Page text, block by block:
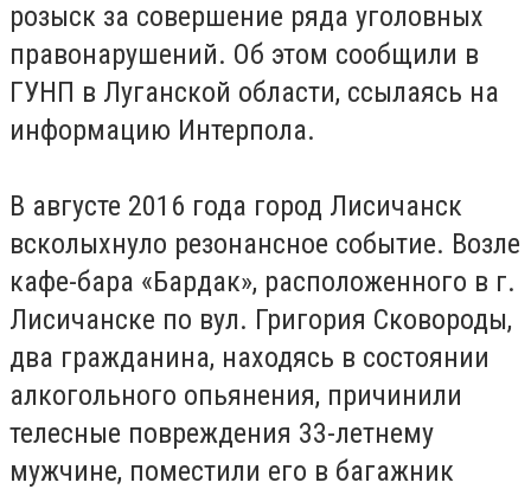
розыск за совершение ряда уголовных
правонарушений. Об этом сообщили в
ГУНП в Луганской области, ссылаясь на
информацию Интерпола.
В августе 2016 года город Лисичанск
всколыхнуло резонансное событие. Возле
кафе-бара «Бардак», расположенного в г.
Лисичанске по вул. Григория Сковороды,
два гражданина, находясь в состоянии
алкогольного опьянения, причинили
телесные повреждения 33-летнему
мужчине, поместили его в багажник